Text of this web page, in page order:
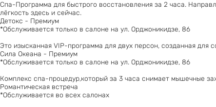
Спа-Программа для быстрого восстановления за 2 часа.
лёгкость здесь и сейчас.
Детокс - Премиум
*Обслуживается только в салоне на ул. Орджоникидзе, 86
Это изысканная VIP-программа для двух персон, созданная для
Сила Океана - Премиум
*Обслуживается только в салоне на ул. Орджоникидзе, 86
Комплекс спа-процедур,который за 3 часа снимает мышечные
Романтическая встреча
*Обслуживается во всех салонах